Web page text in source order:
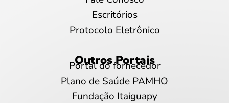
Escritórios
Protocolo Eletrônico
Outros Portais
Portal do fornecedor
Plano de Saúde PAMHO
Fundação Itaiguapy